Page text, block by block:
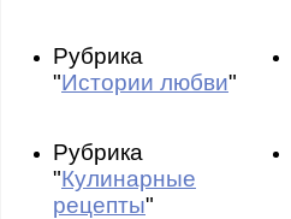
Рубрика
"Истории любви"
Рубрика
"Кулинарные
рецепты"